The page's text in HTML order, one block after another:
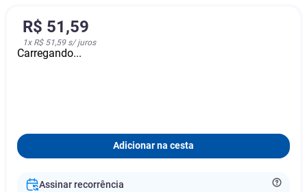
R$ 51,59
1x R$ 51,59s/ juros
Carregando...
Adicionar na cesta
Assinar recorrência